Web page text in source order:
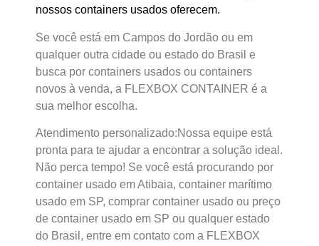
nossos containers usados oferecem.
Se você está em Campos do Jordão ou em
qualquer outra cidade ou estado do Brasil e
busca por containers usados ou containers
novos à venda, a FLEXBOX CONTAINER é a
sua melhor escolha.
Atendimento personalizado:Nossa equipe está
pronta para te ajudar a encontrar a solução ideal.
Não perca tempo! Se você está procurando por
container usado em Atibaia, container marítimo
usado em SP, comprar container usado ou preço
de container usado em SP ou qualquer estado
do Brasil, entre em contato com a FLEXBOX